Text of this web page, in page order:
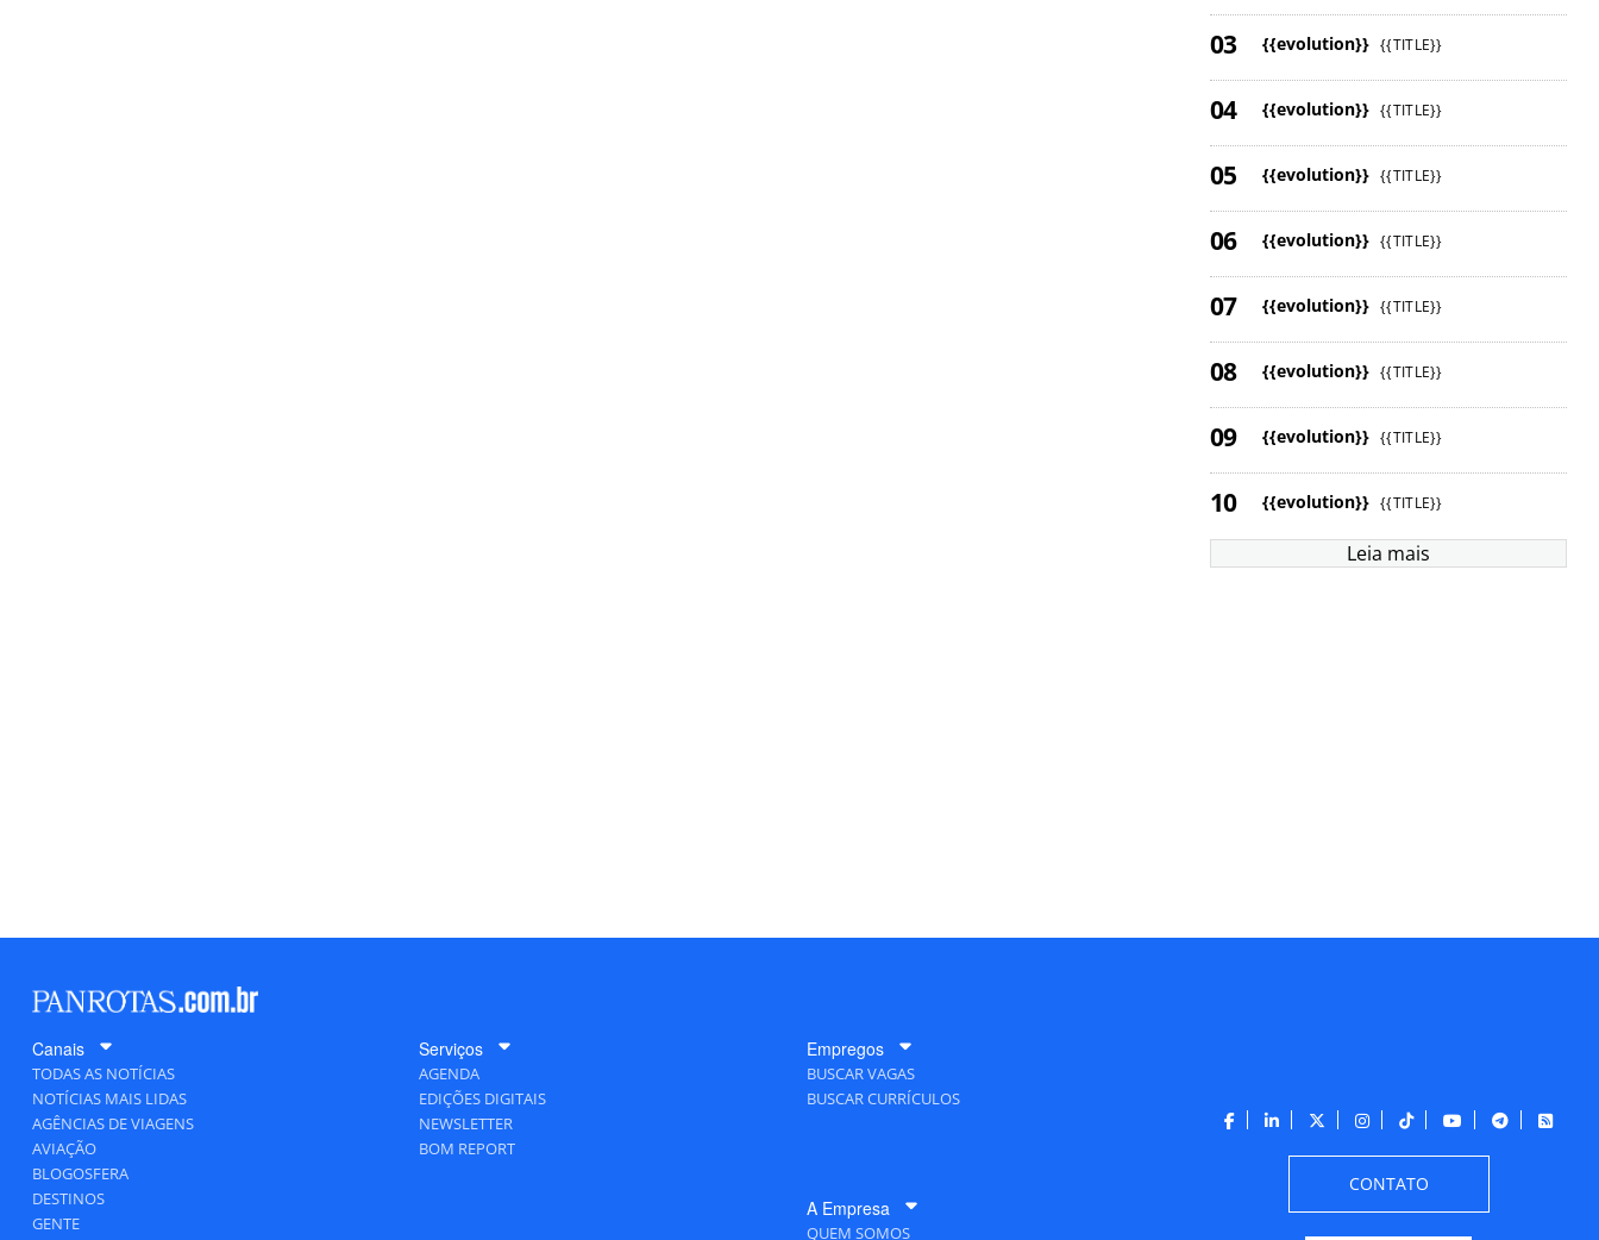
{{evolution}} {{TITLE}}
{{evolution}} {{TITLE}}
{{evolution}} {{TITLE}}
{{evolution}} {{TITLE}}
{{evolution}} {{TITLE}}
{{evolution}} {{TITLE}}
{{evolution}} {{TITLE}}
{{evolution}} {{TITLE}}
Leia mais
Canais
TODAS AS NOTÍCIAS
NOTÍCIAS MAIS LIDAS
AGÊNCIAS DE VIAGENS
AVIAÇÃO
BLOGOSFERA
DESTINOS
GENTE
Serviços
AGENDA
EDIÇÕES DIGITAIS
NEWSLETTER
BOM REPORT
Empregos
BUSCAR VAGAS
BUSCAR CURRÍCULOS
A Empresa
QUEM SOMOS
CONTATO